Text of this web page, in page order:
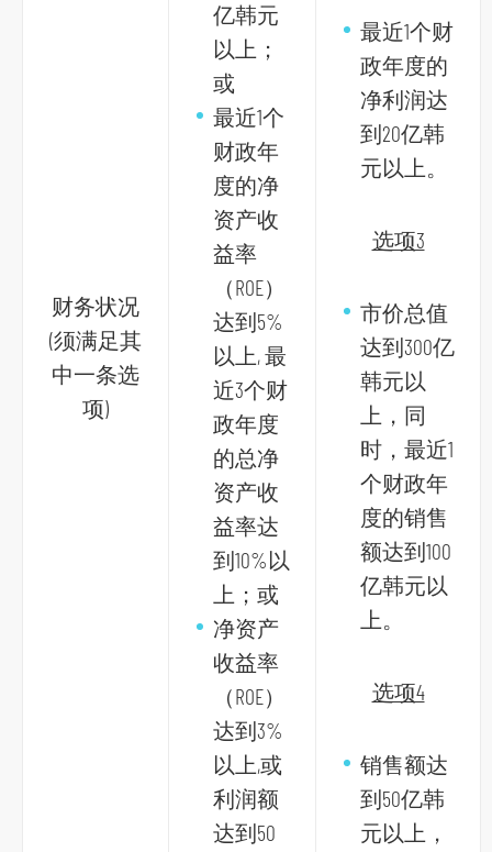
财务状况
(须满足其
中一条选
项)
亿韩元
以上；
或
最近1个
财政年
度的净
资产收
益率
（ROE）
达到5%
以上, 最
近3个财
政年度
的总净
资产收
益率达
到10%以
上；或
净资产
收益率
（ROE）
达到3%
以上,或
利润额
达到50
最近1个财
政年度的
净利润达
到20亿韩
元以上。
选项3
市价总值
达到300亿
韩元以
上，同
时，最近1
个财政年
度的销售
额达到100
亿韩元以
上。
选项4
销售额达
到50亿韩
元以上，